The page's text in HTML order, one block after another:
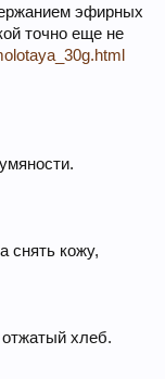
эфирных
точно еще не
снять кожу,
хлеб.